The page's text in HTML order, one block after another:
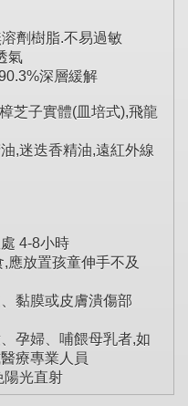
劑樹脂.不易過敏
氣
深層緩解
芝子實體(皿培式),飛龍
,迷迭香精油,遠紅外線
4-8小時
應放置孩童伸手不及
膜或皮膚潰傷部
婦、哺餵母乳者,如
療專業人員
陽光直射